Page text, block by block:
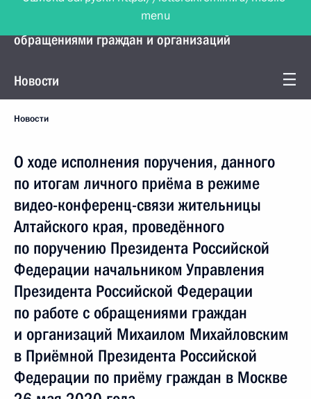
Управление Президента по работе с
обращениями граждан и организаций
Новости
Новости
О ходе исполнения поручения, данного
по итогам личного приёма в режиме
видео-конференц-связи жительницы
Алтайского края, проведённого
по поручению Президента Российской
Федерации начальником Управления
Президента Российской Федерации
по работе с обращениями граждан
и организаций Михаилом Михайловским
в Приёмной Президента Российской
Федерации по приёму граждан в Москве
menu